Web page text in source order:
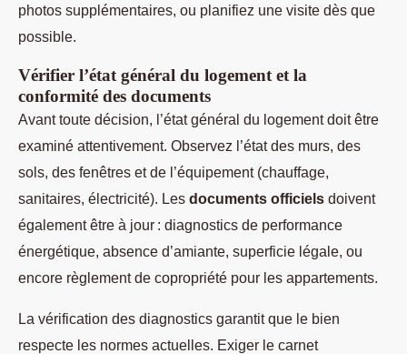
photos supplémentaires, ou planifiez une visite dès que
possible.
Vérifier l’état général du logement et la
conformité des documents
Avant toute décision, l’état général du logement doit être
examiné attentivement. Observez l’état des murs, des
sols, des fenêtres et de l’équipement (chauffage,
sanitaires, électricité). Les documents officiels doivent
également être à jour : diagnostics de performance
énergétique, absence d’amiante, superficie légale, ou
encore règlement de copropriété pour les appartements.
La vérification des diagnostics garantit que le bien
respecte les normes actuelles. Exiger le carnet